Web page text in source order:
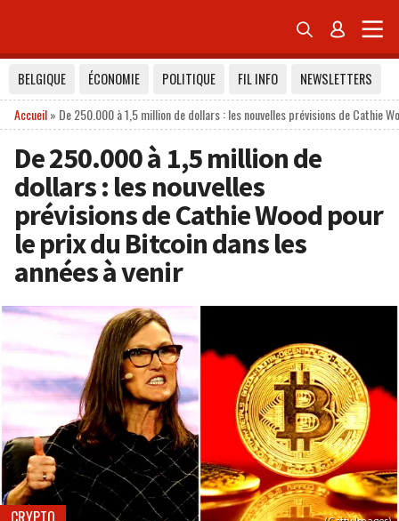
 
BELGIQUE ÉCONOMIE POLITIQUE FIL INFO
NEWSLETTERS
Accueil» De 250.000 à 1,5 million de dollars : les nouvelles prévisions de Cathie
De 250.000 à 1,5 million de
dollars : les nouvelles
prévisions de Cathie Wood pour
le prix du Bitcoin dans les
années à venir